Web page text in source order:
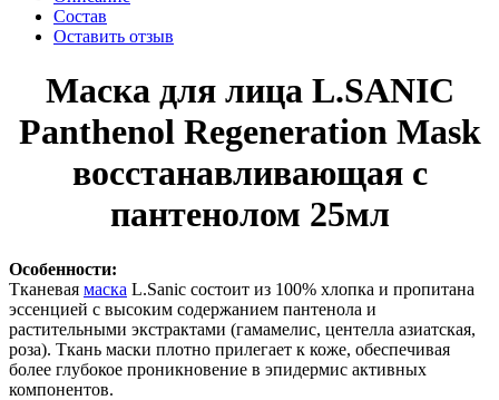
Состав
Оставить отзыв
Маска для лица L.SANIC
Panthenol Regeneration Mask
восстанавливающая с
пантенолом 25мл
Особенности:
Тканевая маска L.Sanic состоит из 100% хлопка и пропитана
эссенцией с высоким содержанием пантенола и
растительными экстрактами (гамамелис, центелла азиатская,
роза). Ткань маски плотно прилегает к коже, обеспечивая
более глубокое проникновение в эпидермис активных
компонентов.